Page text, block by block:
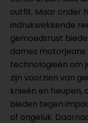
outfit. Maar onder
indrukwekkende
gemoedsrust
dames
technologieën om
zijn voorzien van
knieën en heupen,
bieden tegen
of ongeluk.